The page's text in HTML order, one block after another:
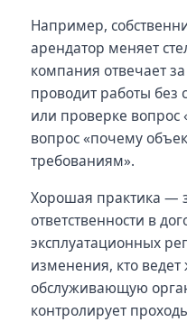
Например,
арендатор меняет
компания отвечает
проводит работы без
или проверке вопрос
вопрос «почему
требованиям».
Хорошая практика —
ответственности в
эксплуатационных
изменения, кто
обслуживающую
контролирует